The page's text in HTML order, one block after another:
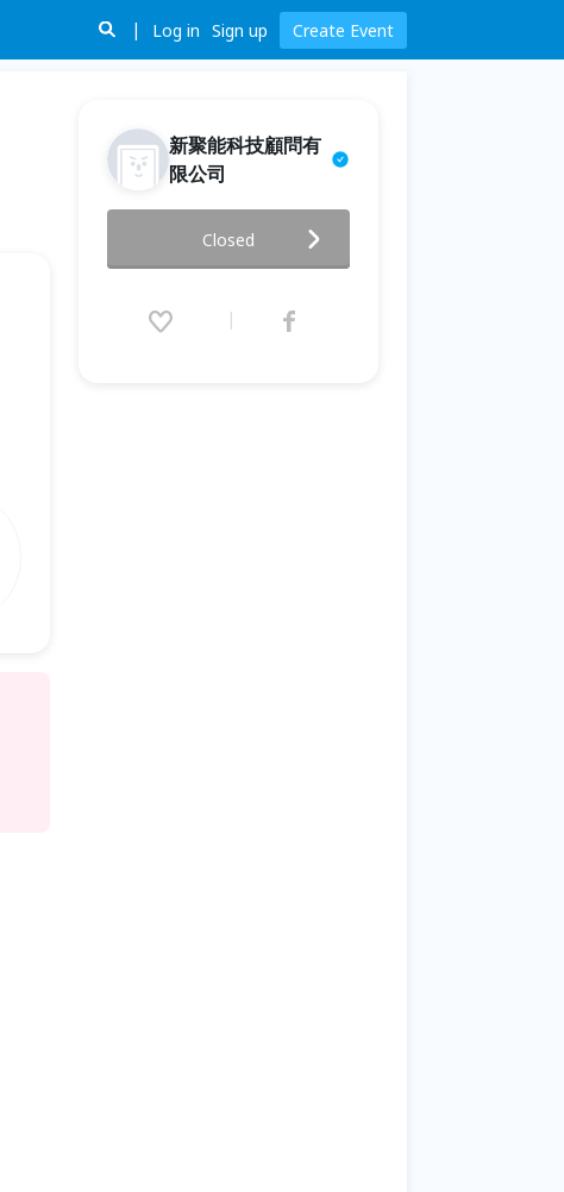
Log in Sign up Create Event
新聚能科技顧問有
限公司
1/14(四)研討會
2016.01.14 (Thu) 13:00 - 16:50
Closed